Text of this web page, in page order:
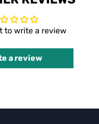
to write a review
a review